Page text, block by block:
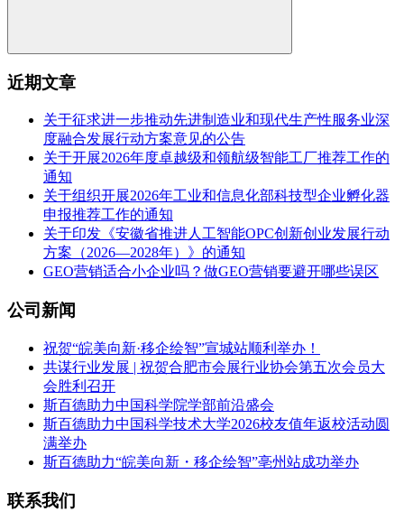
近期文章
关于征求进一步推动先进制造业和现代生产性服务业深
度融合发展行动方案意见的公告
关于开展2026年度卓越级和领航级智能工厂推荐工作的
通知
关于组织开展2026年工业和信息化部科技型企业孵化器
申报推荐工作的通知
关于印发《安徽省推进人工智能OPC创新创业发展行动
方案（2026—2028年）》的通知
GEO营销适合小企业吗？做GEO营销要避开哪些误区
公司新闻
祝贺“皖美向新·移企绘智”宣城站顺利举办！
共谋行业发展 | 祝贺合肥市会展行业协会第五次会员大
会胜利召开
斯百德助力中国科学院学部前沿盛会
斯百德助力中国科学技术大学2026校友值年返校活动圆
满举办
斯百德助力“皖美向新・移企绘智”亳州站成功举办
联系我们